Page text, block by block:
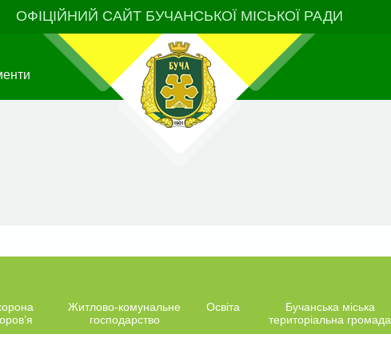
ОФІЦІЙНИЙ САЙТ БУЧАНСЬКОЇ МІСЬКОЇ РАДИ
Житлово-комунальне
господарство
Освіта
Бучанська міська
територіальна громада